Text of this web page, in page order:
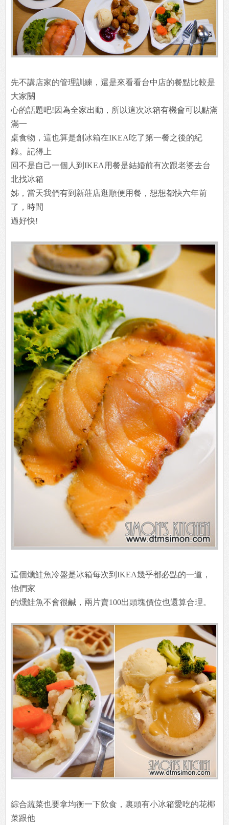
先不講店家的管理訓練，還是來看看台中店的餐點比較是
大家關
心的話題吧!因為全家出動，所以這次冰箱有機會可以點滿
滿一
桌食物，這也算是創冰箱在IKEA吃了第一餐之後的紀
錄。記得上
回不是自己一個人到IKEA用餐是結婚前有次跟老婆去台
北找冰箱
姊，當天我們有到新莊店逛順便用餐，想想都快六年前
了，時間
過好快!
這個燻鮭魚冷盤是冰箱每次到IKEA幾乎都必點的一道，
他們家
的燻鮭魚不會很鹹，兩片賣100出頭塊價位也還算合理。
綜合蔬菜也要拿均衡一下飲食，裏頭有小冰箱愛吃的花椰
菜跟他